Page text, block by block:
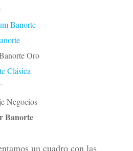
Banorte
Oro
Clásica
Negocios
Banorte
un cuadro con las